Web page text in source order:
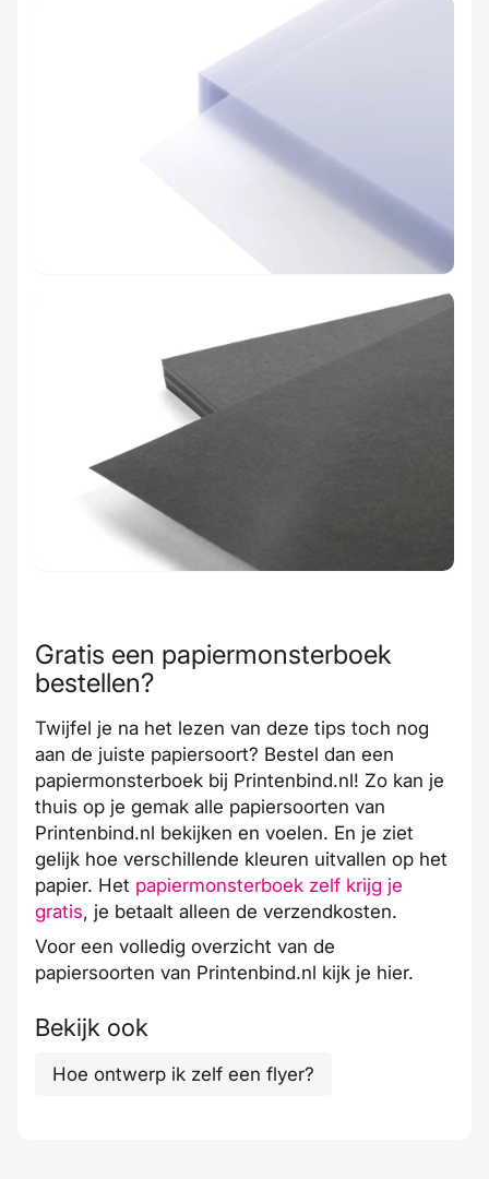
Gratis een papiermonsterboek
bestellen?
Twijfel je na het lezen van deze tips toch nog
aan de juiste papiersoort? Bestel dan een
papiermonsterboek bij Printenbind.nl! Zo kan je
thuis op je gemak alle papiersoorten van
Printenbind.nl bekijken en voelen. En je ziet
gelijk hoe verschillende kleuren uitvallen op het
papier. Het papiermonsterboek zelf krijg je
gratis, je betaalt alleen de verzendkosten.
Voor een volledig overzicht van de
papiersoorten van Printenbind.nl kijk je hier.
Bekijk ook
Hoe ontwerp ik zelf een flyer?